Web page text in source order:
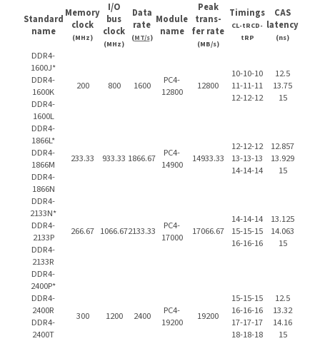
Standard
name
Memory
clock
(MHz)
I/O
bus
clock
(MHz)
Data
rate
(MT/s)
Module
name
Peak
trans-
fer rate
(MB/s)
Timings
CL-tRCD-
tRP
CAS
latency
(ns)
DDR4-
1600J*
DDR4-
1600K
DDR4-
1600L
200 800 1600
PC4-
12800
12800
10-10-10
11-11-11
12-12-12
12.5
13.75
15
DDR4-
1866L*
DDR4-
1866M
DDR4-
1866N
233.33 933.33 1866.67
PC4-
14900
14933.33
12-12-12
13-13-13
14-14-14
12.857
13.929
15
DDR4-
2133N*
DDR4-
2133P
DDR4-
2133R
266.67 1066.672133.33
PC4-
17000
17066.67
14-14-14
15-15-15
16-16-16
13.125
14.063
15
DDR4-
2400P*
DDR4-
2400R
DDR4-
2400T
300 1200 2400
PC4-
19200
19200
15-15-15
16-16-16
17-17-17
18-18-18
12.5
13.32
14.16
15